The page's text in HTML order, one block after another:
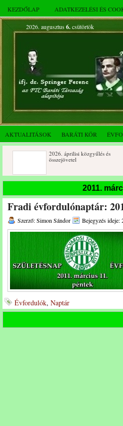
KEZDŐLAP ADATKEZELÉSI ÉS
2026. augusztus 6.csütörtök
AKTUALITÁSOK BARÁTI KÖR
2026. áprilisi közgyűlés és
Rendkívüli közgyűlés és a 2025.
2011.
Fradi évfordulónaptár:
Szerző: Simon Sándor Bejegyzés ideje:
Évfordulók, Naptár